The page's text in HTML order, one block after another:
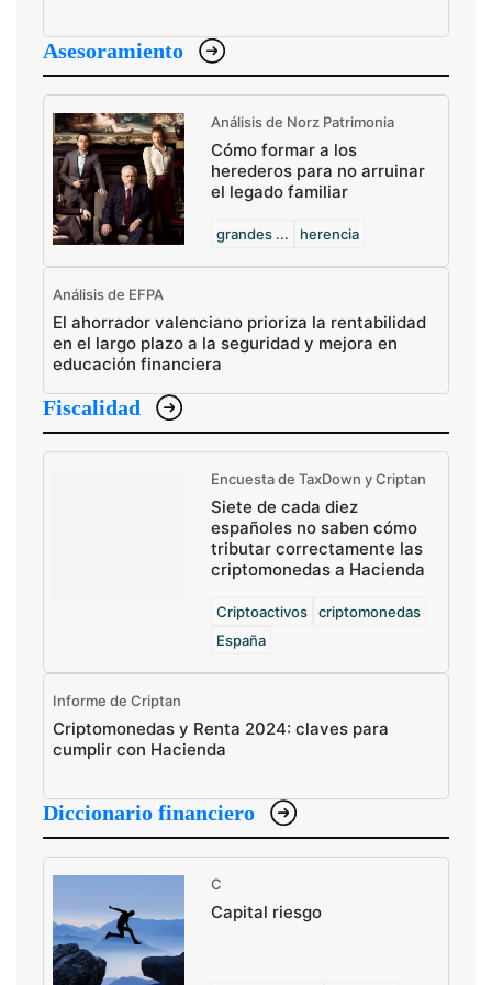
Asesoramiento
Análisis de Norz Patrimonia
Cómo formar a los
herederos para no arruinar
el legado familiar
grandes ... herencia
Análisis de EFPA
El ahorrador valenciano prioriza la rentabilidad
en el largo plazo a la seguridad y mejora en
educación financiera
Fiscalidad
Encuesta de TaxDown y Criptan
Siete de cada diez
españoles no saben cómo
tributar correctamente las
criptomonedas a Hacienda
Criptoactivos
criptomonedas
España
Informe de Criptan
Criptomonedas y Renta 2024: claves para
cumplir con Hacienda
Diccionario financiero
C
Capital riesgo